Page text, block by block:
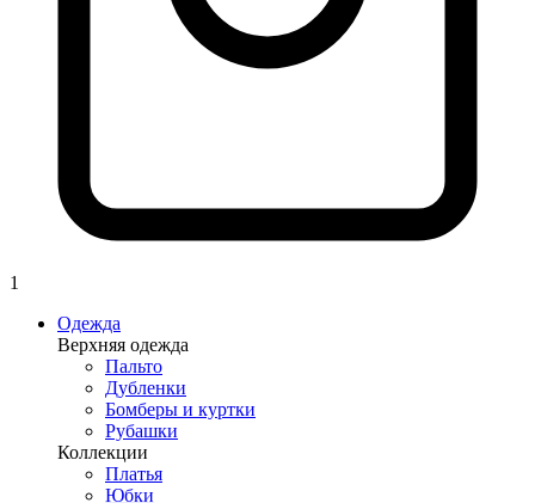
1
Одежда
Верхняя одежда
Пальто
Дубленки
Бомберы и куртки
Рубашки
Коллекции
Платья
Юбки